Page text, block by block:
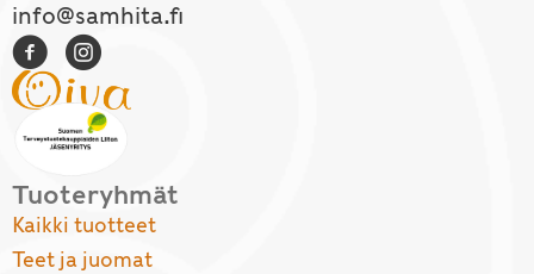
info@samhita.fi
Tuoteryhmät
Kaikki tuotteet
Teet ja juomat